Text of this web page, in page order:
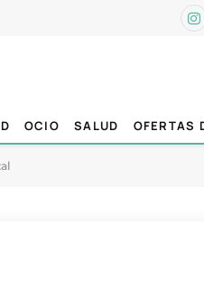
OCIO SALUD OFERTAS